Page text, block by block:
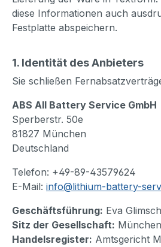
diese Informationen auch
Festplatte abspeichern.
1. Identität des Anbieters
Sie schließen
ABS All Battery Service GmbH
Sperberstr. 50e
81827 München
Deutschland
Telefon: +49-89-43579624
E-Mail: info@lithium-battery-
Geschäftsführung: Eva
Sitz der Gesellschaft: München
Handelsregister: Amtsgericht